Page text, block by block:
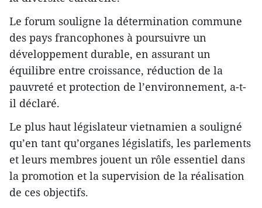
Le forum souligne la détermination commune
des pays francophones à poursuivre un
développement durable, en assurant un
équilibre entre croissance, réduction de la
pauvreté et protection de l’environnement, a-t-
il déclaré.
Le plus haut législateur vietnamien a souligné
qu’en tant qu’organes législatifs, les parlements
et leurs membres jouent un rôle essentiel dans
la promotion et la supervision de la réalisation
de ces objectifs.